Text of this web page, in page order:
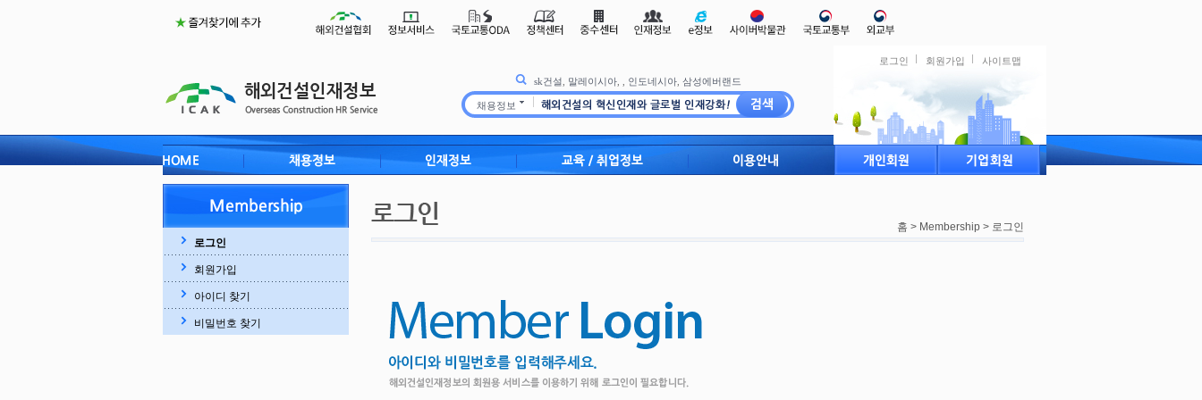
로그인 회원가입
사이트맵
sk건설
말레이시아, 인도네시아, 삼성에버랜드
채용정보
로그인
회원가입
아이디 찾기
비밀번호 찾기
홈 > Membership > 로그인